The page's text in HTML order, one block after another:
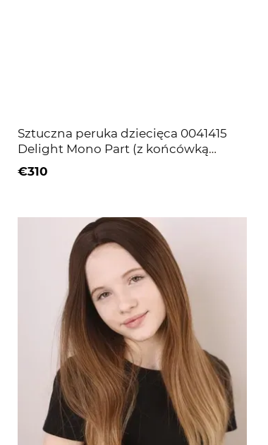
Sztuczna peruka dziecięca 0041415
Delight Mono Part (z końcówką
nugatu) Jasnobrązowe włosy średniej
długości
€310